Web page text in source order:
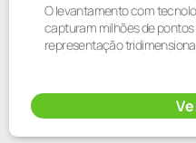
O levantamento com
capturam milhões de
representação